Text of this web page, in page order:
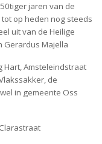
jaren van de
op heden nog steeds
uit van de Heilige
Gerardus Majella
Hart, Amsteleindstraat
de
in gemeente Oss